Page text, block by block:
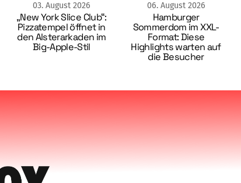
03. August 2026
„New York Slice Club“:
Pizzatempel öffnet in
den Alsterarkaden im
Big-Apple-Stil
06. August 2026
Hamburger
Sommerdom im XXL-
Format: Diese
Highlights warten auf
die Besucher